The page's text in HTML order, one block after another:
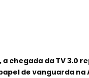
chegada da TV 3.0
de vanguarda na